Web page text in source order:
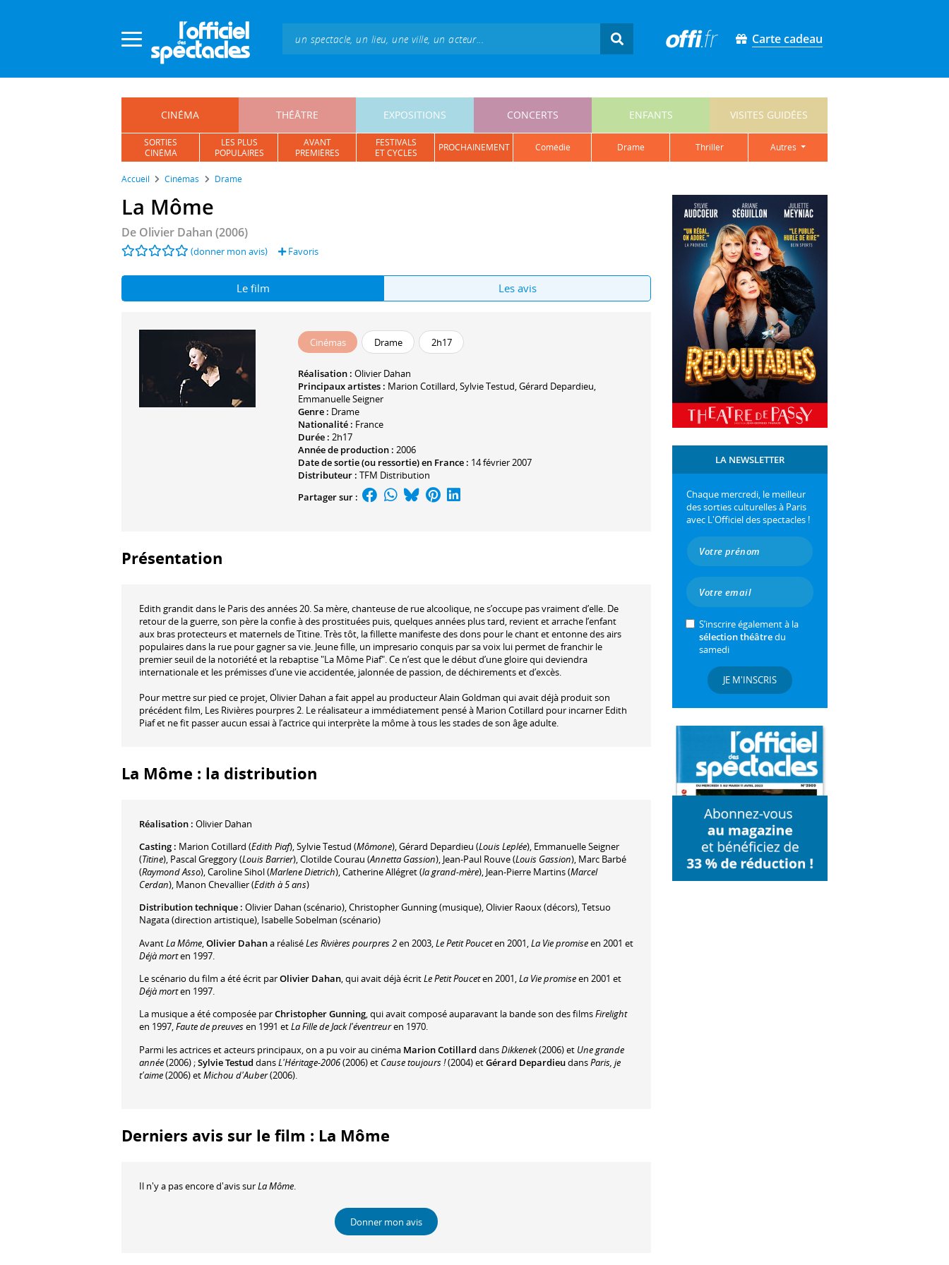
Carte cadeau
CINÉMA THÉÂTRE EXPOSITIONS CONCERTS ENFANTS VISITES GUIDÉES
SORTIES
CINÉMA
LES PLUS
POPULAIRES
AVANT
PREMIÈRES
FESTIVALS
ET CYCLES
PROCHAINEMENT comédie drame thriller autres
Accueil Cinémas Drame
La Môme
De Olivier Dahan (2006)
(donner mon avis) Favoris
Le film Les avis
Cinémas Drame 2h17
Réalisation : Olivier Dahan
Principaux artistes : Marion Cotillard,Sylvie Testud,Gérard Depardieu,
Emmanuelle Seigner
Genre : Drame
Nationalité : France
Durée : 2h17
Année de production : 2006
Date de sortie (ou ressortie) en France : 14 février 2007
Distributeur : TFM Distribution
Partager sur :
Présentation
Edith grandit dans le Paris des années 20. Sa mère, chanteuse de rue alcoolique, ne s’occupe pas vraiment d’elle. De
retour de la guerre, son père la confie à des prostituées puis, quelques années plus tard, revient et arrache l’enfant
aux bras protecteurs et maternels de Titine. Très tôt, la fillette manifeste des dons pour le chant et entonne des airs
populaires dans la rue pour gagner sa vie. Jeune fille, un impresario conquis par sa voix lui permet de franchir le
premier seuil de la notoriété et la rebaptise "La Môme Piaf". Ce n’est que le début d’une gloire qui deviendra
internationale et les prémisses d’une vie accidentée, jalonnée de passion, de déchirements et d’excès.
Pour mettre sur pied ce projet, Olivier Dahan a fait appel au producteur Alain Goldman qui avait déjà produit son
précédent film, Les Rivières pourpres 2. Le réalisateur a immédiatement pensé à Marion Cotillard pour incarner Edith
Piaf et ne fit passer aucun essai à l’actrice qui interprète la môme à tous les stades de son âge adulte.
La Môme : la distribution
Réalisation : Olivier Dahan
Casting : Marion Cotillard (Edith Piaf),Sylvie Testud (Mômone),Gérard Depardieu (Louis Leplée), Emmanuelle Seigner
(Titine), Pascal Greggory(Louis Barrier),Clotilde Courau (Annetta Gassion), Jean-Paul Rouve(Louis Gassion), Marc Barbé
(Raymond Asso),Caroline Sihol(Marlene Dietrich),Catherine Allégret(la grand-mère), Jean-Pierre Martins(Marcel
Cerdan), Manon Chevallier(Edith à 5 ans)
Distribution technique : Olivier Dahan (scénario),Christopher Gunning(musique),Olivier Raoux(décors),Tetsuo
Nagata(direction artistique), Isabelle Sobelman (scénario)
AvantLa Môme,Olivier Dahana réaliséLes Rivières pourpres 2en 2003,Le Petit Pouceten 2001,La Vie promiseen 2001 et
Déjà morten 1997.
Le scénario du film a été écrit parOlivier Dahan, qui avait déjà écritLe Petit Pouceten 2001,La Vie promiseen 2001 et
Déjà morten 1997.
La musique a été composée parChristopher Gunning, qui avait composé auparavant la bande son des filmsFirelight
en 1997,Faute de preuvesen 1991 etLa Fille de Jack l'éventreuren 1970.
Parmi les actrices et acteurs principaux, on a pu voir au cinéma Marion Cotillard dansDikkenek(2006) et Une grande
année(2006) ;Sylvie Testud dansL'Héritage-2006(2006) et Cause toujours !(2004) etGérard DepardieudansParis, je
t'aime(2006) etMichou d'Auber(2006).
Derniers avis sur le film : La Môme
Il n'y a pas encore d'avis surLa Môme.
Donner mon avis
LA NEWSLETTER
Chaque mercredi, le meilleur
des sorties culturelles à Paris
avec L'Officiel des spectacles !
S’inscrire également à la
sélection théâtredu
samedi
JE M'INSCRIS